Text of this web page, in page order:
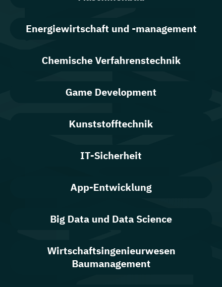
Energiewirtschaft und -management
Chemische Verfahrenstechnik
Game Development
Kunststofftechnik
IT-Sicherheit
App-Entwicklung
Big Data und Data Science
Wirtschaftsingenieurwesen
Baumanagement